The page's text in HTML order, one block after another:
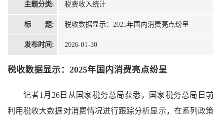
主题分类: 税费收入统计
标 题: 税收数据显示：2025年国内消费亮点纷呈
发布时间: 2026-01-30
税收数据显示：2025年国内消费亮点纷呈
记者1月26日从国家税务总局获悉，国家税务总局日前
利用税收大数据对消费情况进行跟踪分析显示，在系列政策